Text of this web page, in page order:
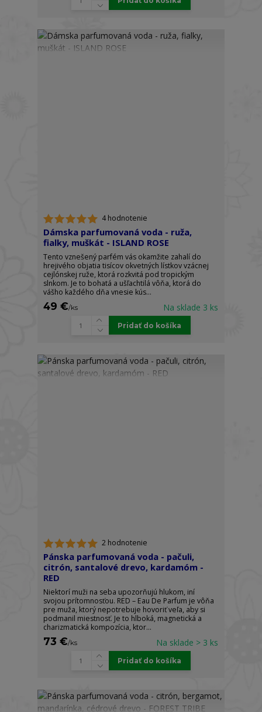
4 hodnotenie
Dámska parfumovaná voda - ruža,
fialky, muškát - ISLAND ROSE
Tento vznešený parfém vás okamžite zahalí do
hrejivého objatia tisícov okvetných lístkov vzácnej
cejlónskej ruže, ktorá rozkvitá pod tropickým
slnkom. Je to bohatá a ušľachtilá vôňa, ktorá do
vášho každého dňa vnesie kús...
49 €/ks Na sklade 3 ks
Pridať do košíka
2 hodnotenie
Pánska parfumovaná voda - pačuli,
citrón, santalové drevo, kardamóm -
RED
Niektorí muži na seba upozorňujú hlukom, iní
svojou prítomnosťou. RED – Eau De Parfum je vôňa
pre muža, ktorý nepotrebuje hovoriť veľa, aby si
podmanil miestnosť. Je to hlboká, magnetická a
charizmatická kompozícia, ktor...
73 €/ks Na sklade > 3 ks
Pridať do košíka